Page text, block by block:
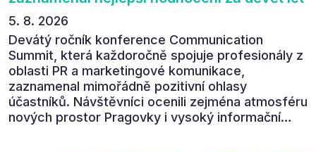
5. 8. 2026
Devátý ročník konference Communication
Summit, která každoročně spojuje profesionály z
oblasti PR a marketingové komunikace,
zaznamenal mimořádně pozitivní ohlasy
účastníků. Návštěvníci ocenili zejména atmosféru
nových prostor Pragovky i vysoký informační